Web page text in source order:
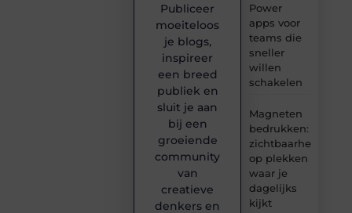
Power
apps voor
teams die
sneller
willen
schakelen
Magneten
bedrukken:
zichtbaarheid
op plekken
waar je
dagelijks
kijkt
Publiceer
moeiteloos
je blogs,
inspireer
een breed
publiek en
sluit je aan
bij een
groeiende
community
van
creatieve
denkers en